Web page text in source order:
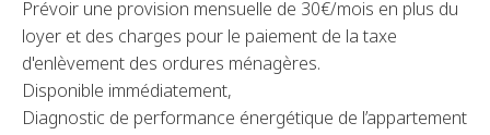
Prévoir une provision mensuelle de 30€/mois en plus du
loyer et des charges pour le paiement de la taxe
d'enlèvement des ordures ménagères.
Disponible immédiatement,
Diagnostic de performance énergétique de l’appartement